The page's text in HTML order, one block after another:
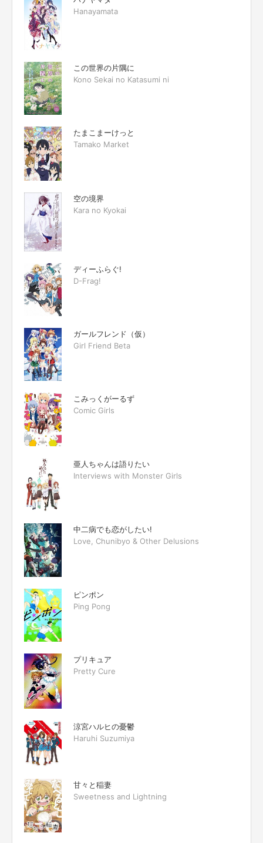
Hanayamata
この世界の片隅に
Kono Sekai no Katasumi ni
たまこまーけっと
Tamako Market
空の境界
Kara no Kyokai
ディーふらぐ!
D-Frag!
ガールフレンド（仮）
Girl Friend Beta
こみっくがーるず
Comic Girls
亜人ちゃんは語りたい
Interviews with Monster Girls
中二病でも恋がしたい!
Love, Chunibyo & Other Delusions
ピンポン
Ping Pong
プリキュア
Pretty Cure
涼宮ハルヒの憂鬱
Haruhi Suzumiya
甘々と稲妻
Sweetness and Lightning